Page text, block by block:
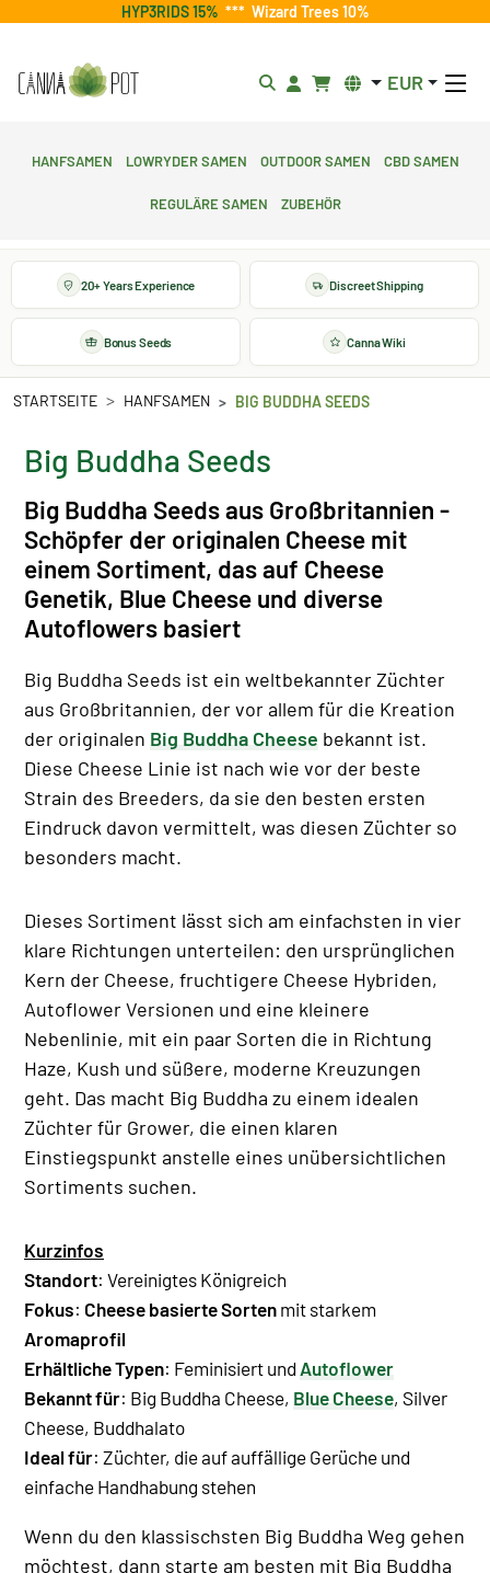
HYP3RIDS 15% *** Wizard Trees 10%
EUR
Hanfsamen Lowryder Samen Outdoor Samen CBD Samen
Reguläre Samen Zubehör
20+ Years Experience Discreet Shipping
Bonus Seeds Canna Wiki
STARTSEITE HANFSAMEN BIG BUDDHA SEEDS
Big Buddha Seeds
Big Buddha Seeds aus Großbritannien -
Schöpfer der originalen Cheese mit
einem Sortiment, das auf Cheese
Genetik, Blue Cheese und diverse
Autoflowers basiert
Big Buddha Seeds ist ein weltbekannter Züchter
aus Großbritannien, der vor allem für die Kreation
der originalen Big Buddha Cheese bekannt ist.
Diese Cheese Linie ist nach wie vor der beste
Strain des Breeders, da sie den besten ersten
Eindruck davon vermittelt, was diesen Züchter so
besonders macht.
Dieses Sortiment lässt sich am einfachsten in vier
klare Richtungen unterteilen: den ursprünglichen
Kern der Cheese, fruchtigere Cheese Hybriden,
Autoflower Versionen und eine kleinere
Nebenlinie, mit ein paar Sorten die in Richtung
Haze, Kush und süßere, moderne Kreuzungen
geht. Das macht Big Buddha zu einem idealen
Züchter für Grower, die einen klaren
Einstiegspunkt anstelle eines unübersichtlichen
Sortiments suchen.
Kurzinfos
Standort: Vereinigtes Königreich
Fokus: Cheese basierte Sorten mit starkem
Aromaprofil
Erhältliche Typen: Feminisiert und Autoflower
Bekannt für: Big Buddha Cheese, Blue Cheese, Silver
Cheese, Buddhalato
Ideal für: Züchter, die auf auffällige Gerüche und
einfache Handhabung stehen
Wenn du den klassischsten Big Buddha Weg gehen
möchtest, dann starte am besten mit Big Buddha